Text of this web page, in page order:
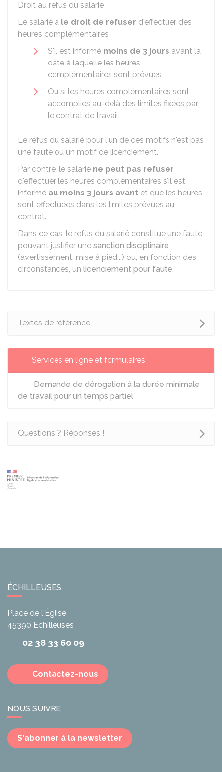
Droit au refus du salarié
Le salarié a le droit de refuser d'effectuer des
heures complémentaires :
S'il est informé moins de 3 jours avant la
date à laquelle les heures
complémentaires sont prévues
Ou si les heures complémentaires sont
accomplies au-delà des limites fixées par
le contrat de travail
Le refus du salarié pour l'un de ces motifs n'est pas
une faute ou un motif de licenciement.
Par contre, le salarié ne peut pas refuser
d'effectuer les heures complémentaires s'il est
informé au moins 3 jours avant et que les heures
sont effectuées dans les limites prévues au
contrat.
Dans ce cas, le refus du salarié constitue une faute
pouvant justifier une sanction disciplinaire
(avertissement, mise à pied...) ou, en fonction des
circonstances, un licenciement pour faute.
Textes de référence
Services en ligne et formulaires
Demande de dérogation à la durée minimale
de travail pour un temps partiel
Questions ? Réponses !
ÉCHILLEUSES
Place de l'Église
45390 Echilleuses
02 38 33 60 09
Contactez-nous
NOUS SUIVRE
S'abonner à la newsletter